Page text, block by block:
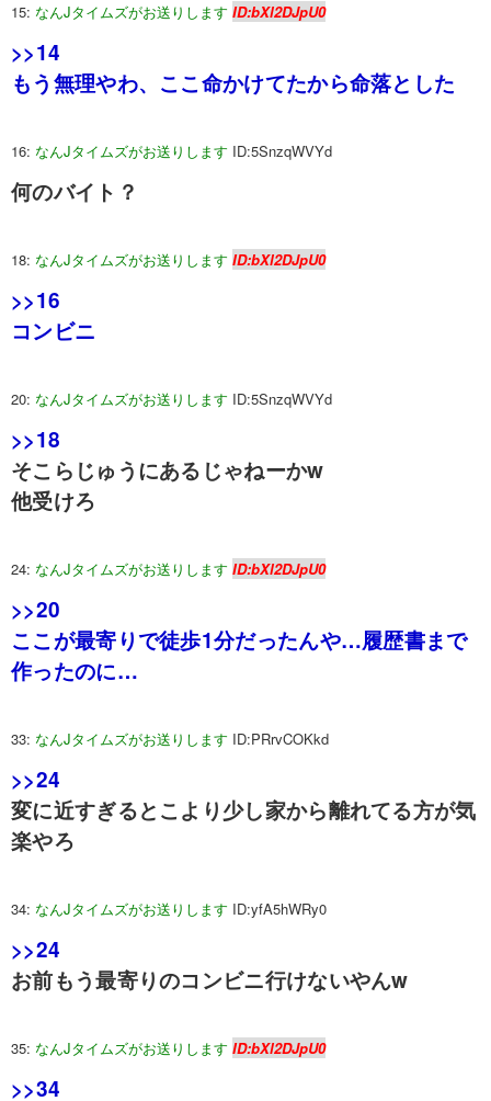
15: なんJタイムズがお送りします ID:bXl2DJpU0
>>14
もう無理やわ、ここ命かけてたから命落とした
16: なんJタイムズがお送りします ID:5SnzqWVYd
何のバイト？
18: なんJタイムズがお送りします ID:bXl2DJpU0
>>16
コンビニ
20: なんJタイムズがお送りします ID:5SnzqWVYd
>>18
そこらじゅうにあるじゃねーかw
他受けろ
24: なんJタイムズがお送りします ID:bXl2DJpU0
>>20
ここが最寄りで徒歩1分だったんや…履歴書まで
作ったのに…
33: なんJタイムズがお送りします ID:PRrvCOKkd
>>24
変に近すぎるとこより少し家から離れてる方が気
楽やろ
34: なんJタイムズがお送りします ID:yfA5hWRy0
>>24
お前もう最寄りのコンビニ行けないやんw
35: なんJタイムズがお送りします ID:bXl2DJpU0
>>34